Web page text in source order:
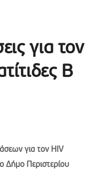
για τον
B
για τον HIV
Δήμο Περιστερίου